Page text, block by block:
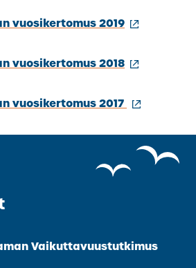
vuosikertomus 2019(ulkoinen
vuosikertomus 2018(ulkoinen
vuosikertomus 2017 (ulkoinen
Vaikuttavuustutkimus